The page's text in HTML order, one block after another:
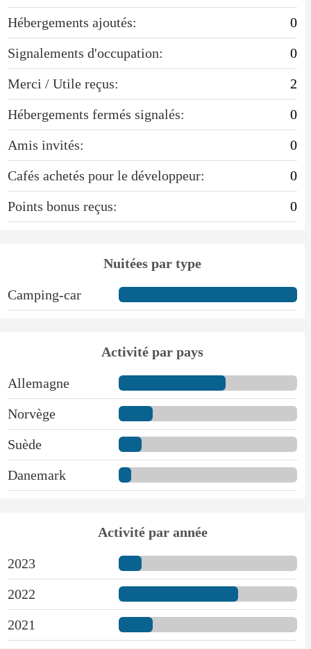
Hébergements ajoutés:
0
Signalements d'occupation:
0
Merci / Utile reçus:
2
Hébergements fermés signalés:
0
Amis invités:
0
Cafés achetés pour le développeur:
0
Points bonus reçus:
0
Nuitées par type
Camping-car
Activité par pays
Allemagne
Norvège
Suède
Danemark
Activité par année
2023
2022
2021